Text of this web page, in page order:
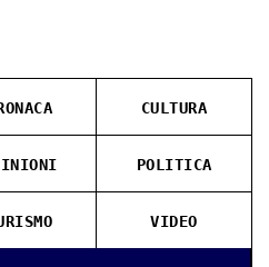
CULTURA
POLITICA
VIDEO